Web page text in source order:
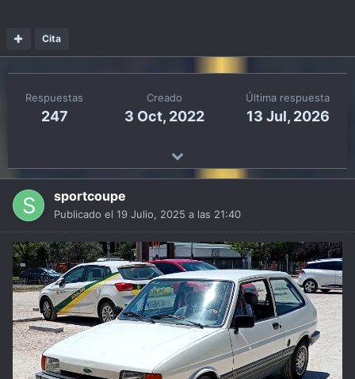
Cita
Respuestas
247
Creado
3 Oct, 2022
Última respuesta
13 Jul, 2026
sportcoupe
Publicado el 19 Julio, 2025 a las 21:40